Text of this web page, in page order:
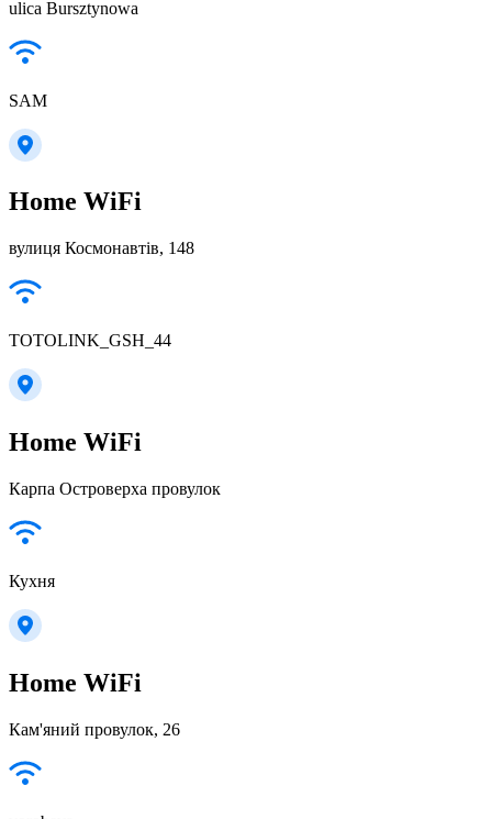
ulica Bursztynowa
SAM
Home WiFi
вулиця Космонавтів, 148
TOTOLINK_GSH_44
Home WiFi
Карпа Островерха провулок
Кухня
Home WiFi
Кам'яний провулок, 26